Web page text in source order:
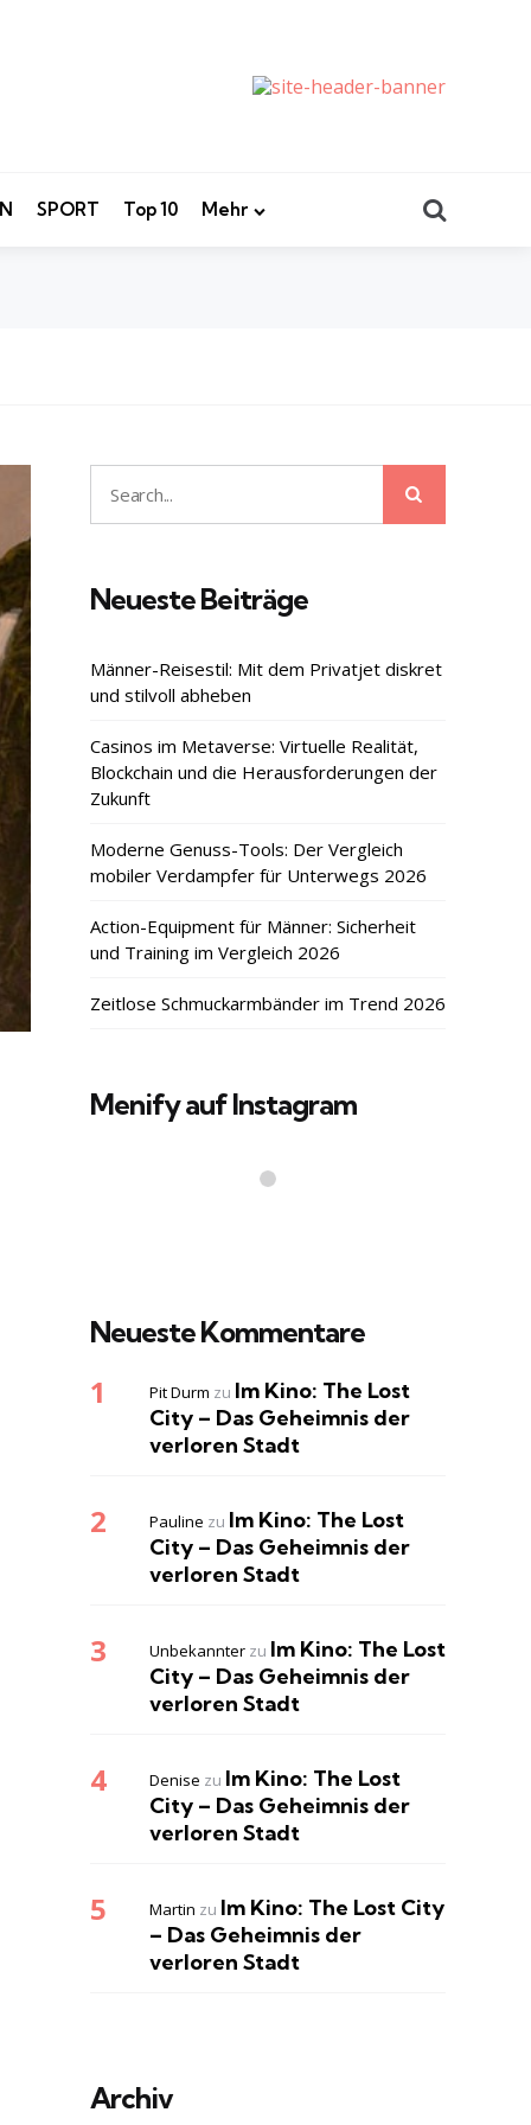
SPORT Top 10 Mehr
Search
for:
Neueste Beiträge
Männer-Reisestil: Mit dem Privatjet diskret
und stilvoll abheben
Casinos im Metaverse: Virtuelle Realität,
Blockchain und die Herausforderungen der
Zukunft
Moderne Genuss-Tools: Der Vergleich
mobiler Verdampfer für Unterwegs 2026
Action-Equipment für Männer: Sicherheit
und Training im Vergleich 2026
Zeitlose Schmuckarmbänder im Trend 2026
Menify auf Instagram
Neueste Kommentare
Pit Durm zu Im Kino: The Lost
City – Das Geheimnis der
verloren Stadt
Pauline zu Im Kino: The Lost
City – Das Geheimnis der
verloren Stadt
Unbekannter zu Im Kino: The Lost
City – Das Geheimnis der
verloren Stadt
Denise zu Im Kino: The Lost
City – Das Geheimnis der
verloren Stadt
Martin zu Im Kino: The Lost City
– Das Geheimnis der
verloren Stadt
Archiv